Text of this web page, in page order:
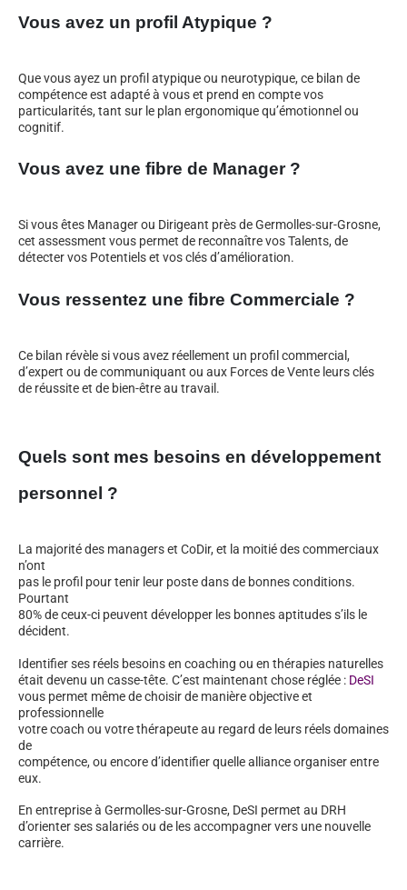
Vous avez un profil Atypique ?
Que vous ayez un profil atypique ou neurotypique, ce bilan de
compétence est adapté à vous et prend en compte vos
particularités, tant sur le plan ergonomique qu’émotionnel ou
cognitif.
Vous avez une fibre de Manager ?
Si vous êtes Manager ou Dirigeant près de Germolles-sur-Grosne,
cet assessment vous permet de reconnaître vos Talents, de
détecter vos Potentiels et vos clés d’amélioration.
Vous ressentez une fibre Commerciale ?
Ce bilan révèle si vous avez réellement un profil commercial,
d’expert ou de communiquant ou aux Forces de Vente leurs clés
de réussite et de bien-être au travail.
Quels sont mes besoins en développement
personnel ?
La majorité des managers et CoDir, et la moitié des commerciaux
n’ont
pas le profil pour tenir leur poste dans de bonnes conditions.
Pourtant
80% de ceux-ci peuvent développer les bonnes aptitudes s’ils le
décident.
Identifier ses réels besoins en coaching ou en thérapies naturelles
était devenu un casse-tête. C’est maintenant chose réglée : DeSI
vous permet même de choisir de manière objective et
professionnelle
votre coach ou votre thérapeute au regard de leurs réels domaines
de
compétence, ou encore d’identifier quelle alliance organiser entre
eux.
En entreprise à Germolles-sur-Grosne, DeSI permet au DRH
d’orienter ses salariés ou de les accompagner vers une nouvelle
carrière.